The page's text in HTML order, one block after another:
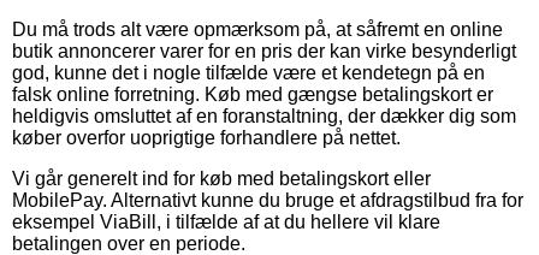
Du må trods alt være opmærksom på, at såfremt en online
butik annoncerer varer for en pris der kan virke besynderligt
god, kunne det i nogle tilfælde være et kendetegn på en
falsk online forretning. Køb med gængse betalingskort er
heldigvis omsluttet af en foranstaltning, der dækker dig som
køber overfor uoprigtige forhandlere på nettet.
Vi går generelt ind for køb med betalingskort eller
MobilePay. Alternativt kunne du bruge et afdragstilbud fra for
eksempel ViaBill, i tilfælde af at du hellere vil klare
betalingen over en periode.